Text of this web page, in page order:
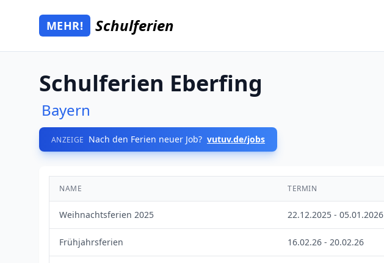
Zum Hauptinhalt springen
Mehr Schulferien
MEHR! Schulferien
Schulferien Eberfing
Bayern
ANZEIGE Nach den Ferien neuer Job? vutuv.de/jobs
NAME TERMIN
Weihnachtsferien 2025 22.12.2025 - 05.01.2026
Frühjahrsferien 16.02.26 - 20.02.26